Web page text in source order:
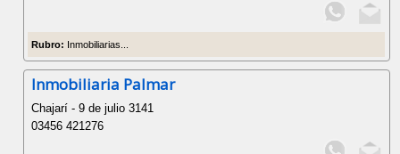
Rubro: Inmobiliarias...
Inmobiliaria Palmar
Chajarí - 9 de julio 3141
03456 421276